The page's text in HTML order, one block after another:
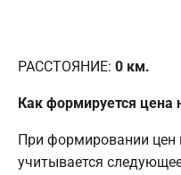
РАССТОЯНИЕ: 0 км.
Как формируется цена
При формировании цен
учитывается